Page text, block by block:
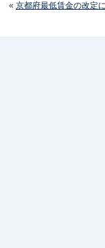
« 京都府最低賃金の改定